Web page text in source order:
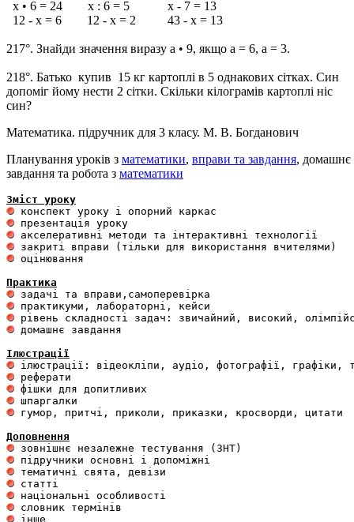
х • 6 = 24 х : 6 = 5 х - 7 = 13
12 - х = 6 12 - х = 2 43 - х = 13
217°. Знайди значення виразу а • 9, якщо а = 6, а = 3.
218°. Батько купив 15 кг картоплі в 5 однакових сітках. Син
допоміг йому нести 2 сітки. Скільки кілограмів картоплі ніс
син?
Математика. підручник для 3 класу. М. В. Богданович
Планування уроків з математики, вправи та завдання, домашнє
завдання та робота з математики
Зміст уроку
оцінювання
Практика
домашнє завдання
Ілюстрації
гумор, притчі, приколи, приказки, кросворди, цитати
Доповнення